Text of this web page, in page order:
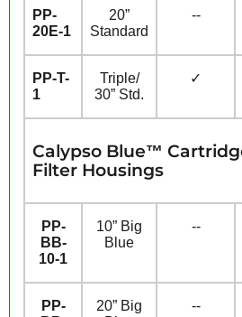
PP-
20E-1
20”
Standard
--
PP-T-
1
Triple/
30” Std.
✓
Calypso Blue™
Filter Housings
PP-
BB-
10-1
10” Big
Blue
--
PP-
20” Big
--